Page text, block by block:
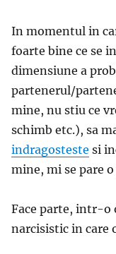
In momentul in
foarte bine ce se
dimensiune a
partenerul/
mine, nu stiu ce
schimb etc.), sa
indragosteste si
mine, mi se pare
Face parte, intr-o
narcisistic in care